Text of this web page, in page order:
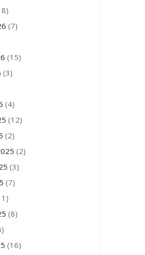
(7)
(15)
(3)
(4)
(12)
(2)
(2)
(3)
(7)
(8)
(16)